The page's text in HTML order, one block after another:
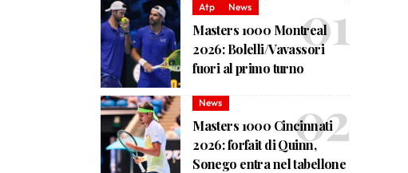
Atp News
Masters 1000 Montreal
2026: Bolelli/Vavassori
fuori al primo turno
News
Masters 1000 Cincinnati
2026: forfait di Quinn,
Sonego entra nel tabellone